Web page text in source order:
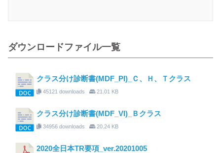
ダウンロードファイル一覧
クラス分け診断書(MDF_PI)_Ｃ、Ｈ、Ｔクラス
45121 downloads 21.01 KB
クラス分け診断書(MDF_VI)_Ｂクラス
34956 downloads 20.24 KB
2020全日本TR要項_ver.20201005